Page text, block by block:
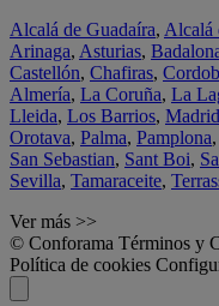
Alcalá de Guadaíra, Alcalá
Arinaga, Asturias,
Castellón, Chafiras,
Almería, La Coruña, La
Lleida, Los Barrios, Madrid
Orotava, Palma, Pamplona,
San Sebastian, Sant Boi,
Sevilla, Tamaraceite,
Ver más >>
© Conforama Términos y
Política de cookies